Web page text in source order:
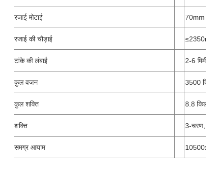
रजाई मोटाई 70mm
रजाई की चौड़ाई ≤2350mm
टांके की लंबाई 2-6 मिमी
कुल वजन 3500 किग्रा
कुल शक्ति 8.8 किलोवाट
शक्ति 3-चरण, 380
समग्र आयाम